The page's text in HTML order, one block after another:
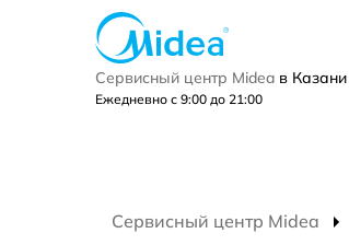
Сервисный центр Midea в Казани
Ежедневно с 9:00 до 21:00
Сервисный центр Midea